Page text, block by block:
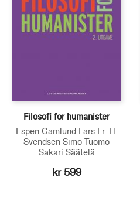
Filosofi for humanister
Espen Gamlund Lars Fr. H.
Svendsen Simo Tuomo
Sakari Säätelä
kr 599